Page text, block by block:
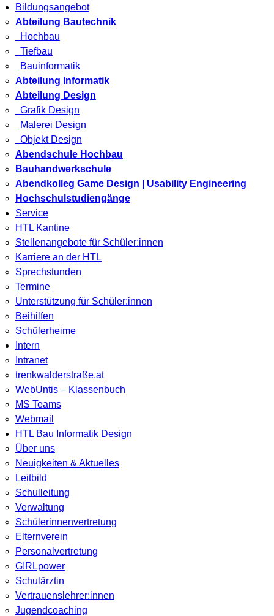
Bildungsangebot
Abteilung Bautechnik
Hochbau
Tiefbau
Bauinformatik
Abteilung Informatik
Abteilung Design
Grafik Design
Malerei Design
Objekt Design
Abendschule Hochbau
Bauhandwerkschule
Abendkolleg Game Design | Usability Engineering
Hochschulstudiengänge
Service
HTL Kantine
Stellenangebote für Schüler:innen
Karriere an der HTL
Sprechstunden
Termine
Unterstützung für Schüler:innen
Beihilfen
Schülerheime
Intern
Intranet
trenkwalderstraße.at
WebUntis – Klassenbuch
MS Teams
Webmail
HTL Bau Informatik Design
Über uns
Neuigkeiten & Aktuelles
Leitbild
Schulleitung
Verwaltung
Schülerinnenvertretung
Elternverein
Personalvertretung
G!RLpower
Schulärztin
Vertrauenslehrer:innen
Jugendcoaching